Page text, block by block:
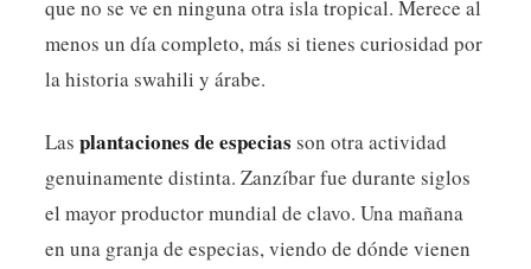
que no se ve en ninguna otra isla tropical. Merece al
menos un día completo, más si tienes curiosidad por
la historia swahili y árabe.
Las plantaciones de especias son otra actividad
genuinamente distinta. Zanzíbar fue durante siglos
el mayor productor mundial de clavo. Una mañana
en una granja de especias, viendo de dónde vienen